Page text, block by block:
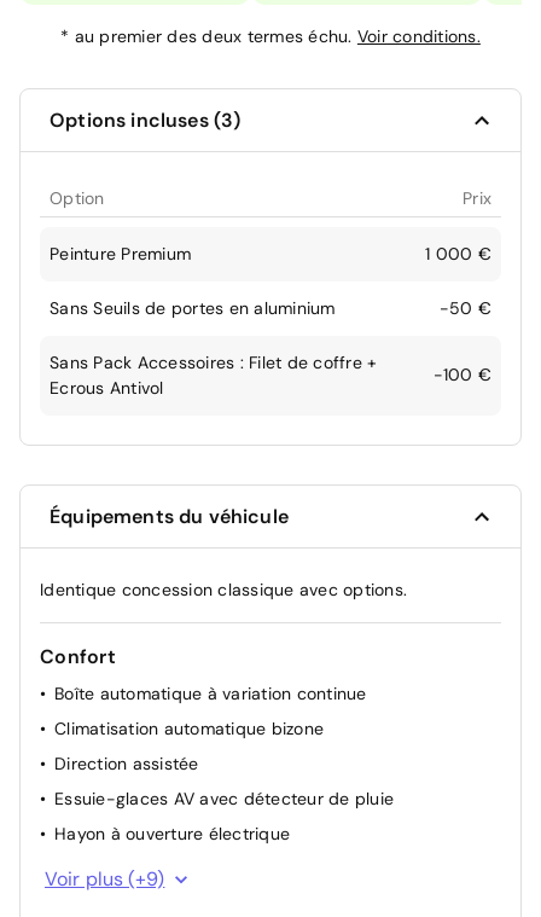
* au premier des deux termes échu. Voir conditions.
Options incluses (3)
Option Prix
Peinture Premium 1 000 €
Sans Seuils de portes en aluminium -50 €
Sans Pack Accessoires : Filet de coffre +
Ecrous Antivol
-100 €
Équipements du véhicule
Identique concession classique avec options.
Confort
Boîte automatique à variation continue
Climatisation automatique bizone
Direction assistée
Essuie-glaces AV avec détecteur de pluie
Hayon à ouverture électrique
Pare-brise chauffant (sous les essuie-glaces
uniquement)
Voir plus (+9)